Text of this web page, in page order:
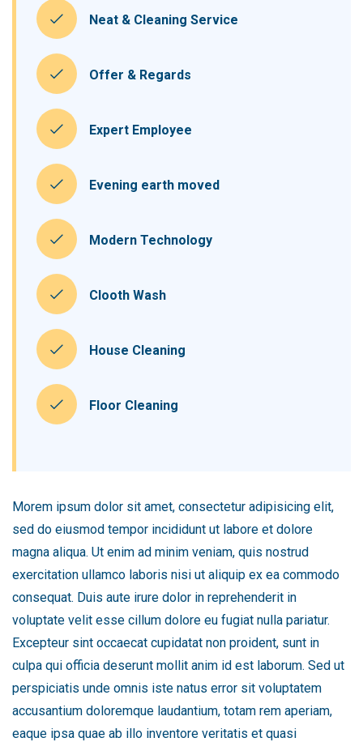
Neat & Cleaning Service
Offer & Regards
Expert Employee
Evening earth moved
Modern Technology
Clooth Wash
House Cleaning
Floor Cleaning
Morem ipsum dolor sit amet, consectetur adipisicing elit,
sed do eiusmod tempor incididunt ut labore et dolore
magna aliqua. Ut enim ad minim veniam, quis nostrud
exercitation ullamco laboris nisi ut aliquip ex ea commodo
consequat. Duis aute irure dolor in reprehenderit in
voluptate velit esse cillum dolore eu fugiat nulla pariatur.
Excepteur sint occaecat cupidatat non proident, sunt in
culpa qui officia deserunt mollit anim id est laborum. Sed ut
perspiciatis unde omnis iste natus error sit voluptatem
accusantium doloremque laudantium, totam rem aperiam,
eaque ipsa quae ab illo inventore veritatis et quasi